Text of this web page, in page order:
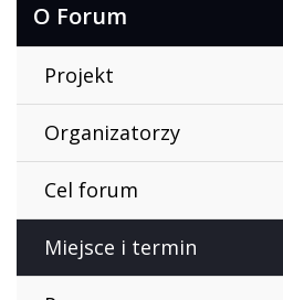
O Forum
Projekt
Organizatorzy
Cel forum
Miejsce i termin